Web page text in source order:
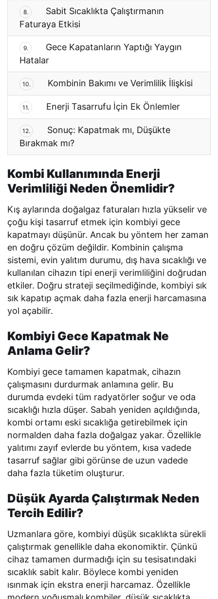
8.
Sabit Sıcaklıkta Çalıştırmanın
Faturaya Etkisi
9.
Gece Kapatanların Yaptığı Yaygın
Hatalar
10. Kombinin Bakımı ve Verimlilik İlişkisi
11. Enerji Tasarrufu İçin Ek Önlemler
12.
Sonuç: Kapatmak mı, Düşükte
Bırakmak mı?
Kombi Kullanımında Enerji
Verimliliği Neden Önemlidir?
Kış aylarında doğalgaz faturaları hızla yükselir ve
çoğu kişi tasarruf etmek için kombiyi gece
kapatmayı düşünür. Ancak bu yöntem her zaman
en doğru çözüm değildir. Kombinin çalışma
sistemi, evin yalıtım durumu, dış hava sıcaklığı ve
kullanılan cihazın tipi enerji verimliliğini doğrudan
etkiler. Doğru strateji seçilmediğinde, kombiyi sık
sık kapatıp açmak daha fazla enerji harcamasına
yol açabilir.
Kombiyi Gece Kapatmak Ne
Anlama Gelir?
Kombiyi gece tamamen kapatmak, cihazın
çalışmasını durdurmak anlamına gelir. Bu
durumda evdeki tüm radyatörler soğur ve oda
sıcaklığı hızla düşer. Sabah yeniden açıldığında,
kombi ortamı eski sıcaklığa getirebilmek için
normalden daha fazla doğalgaz yakar. Özellikle
yalıtımı zayıf evlerde bu yöntem, kısa vadede
tasarruf sağlar gibi görünse de uzun vadede
daha fazla tüketim oluşturur.
Düşük Ayarda Çalıştırmak Neden
Tercih Edilir?
Uzmanlara göre, kombiyi düşük sıcaklıkta sürekli
çalıştırmak genellikle daha ekonomiktir. Çünkü
cihaz tamamen durmadığı için su tesisatındaki
sıcaklık sabit kalır. Böylece kombi yeniden
ısınmak için ekstra enerji harcamaz. Özellikle